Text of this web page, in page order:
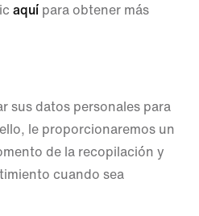
aquí para obtener más
sus datos personales para
le proporcionaremos un
de la recopilación y
cuando sea